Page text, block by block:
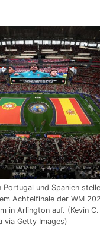
Portugal und Spanien
Achtelfinale der WM
in Arlington auf. (Kevin
via Getty Images)